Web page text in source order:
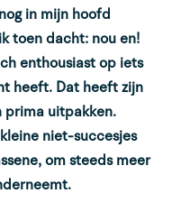
in mijn hoofd
toen dacht: nou en!
enthousiast op iets
heeft. Dat heeft zijn
prima uitpakken.
niet-succesjes
om steeds meer